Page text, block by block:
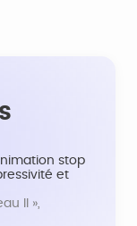
stop
et
II »,